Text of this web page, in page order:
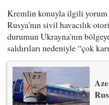
Kremlin konuyla ilgili yorum
Rusya'nın sivil havacılık
durumun Ukrayna'nın
saldırıları nedeniyle “çok